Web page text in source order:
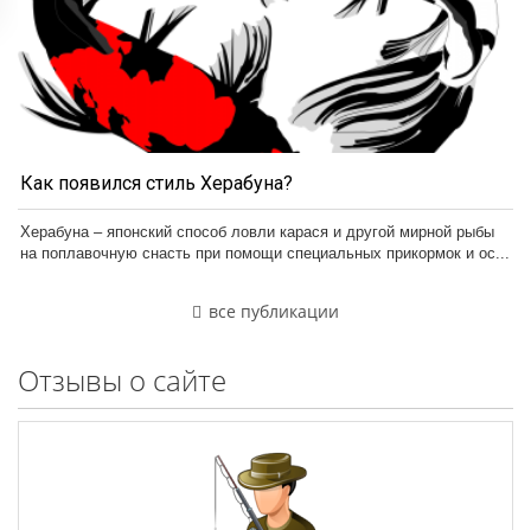
Как появился стиль Херабуна?
Херабуна – японский способ ловли карася и другой мирной рыбы
на поплавочную снасть при помощи специальных прикормок и ос...
все публикации
Отзывы о сайте